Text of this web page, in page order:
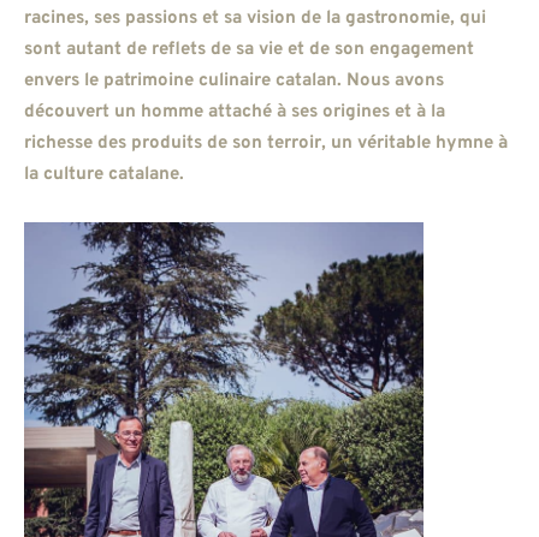
racines, ses passions et sa vision de la gastronomie, qui
sont autant de reflets de sa vie et de son engagement
envers le patrimoine culinaire catalan. Nous avons
découvert un homme attaché à ses origines et à la
richesse des produits de son terroir, un véritable hymne à
la culture catalane.